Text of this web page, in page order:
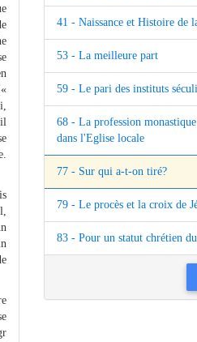
41 - Naissance et Histoire de
53 - La meilleure part
59 - Le pari des instituts
68 - La profession
dans l'Eglise locale
77 - Sur qui a-t-on tiré?
79 - Le procès et la croix de
83 - Pour un statut chrétien